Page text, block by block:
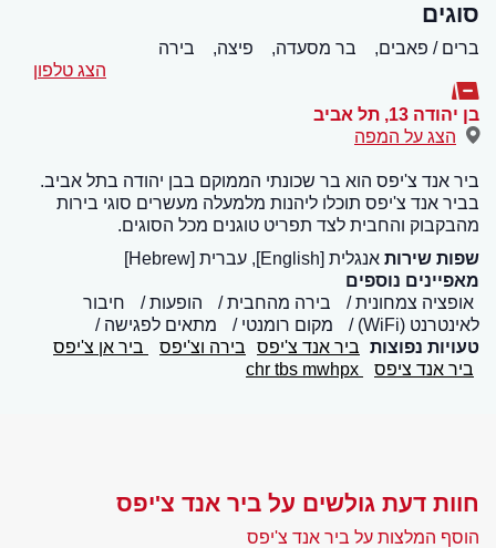
סוגים
ברים / פאבים, בר מסעדה, פיצה,
בירה
הצג טלפון
בן יהודה 13 , תל אביב
הצג על המפה
ביר אנד צ'יפס הוא בר שכונתי הממוקם בבן יהודה בתל אביב.
בביר אנד צ'יפס תוכלו ליהנות מלמעלה מעשרים סוגי בירות
מהבקבוק והחבית לצד תפריט טוגנים מכל הסוגים.
שפות שירות אנגלית [English], עברית [Hebrew]
מאפיינים נוספים
אופציה צמחונית
בירה מהחבית הופעות
חיבור
לאינטרנט (WiFi)
מקום רומנטי
מתאים לפגישה
טעויות נפוצות ביר אנד צ'יפס בירה וצ'יפס
ביר אן צ'יפס
ביר אנד ציפס
חוות דעת גולשים על ביר אנד צ'יפס
הוסף המלצות על ביר אנד צ'יפס